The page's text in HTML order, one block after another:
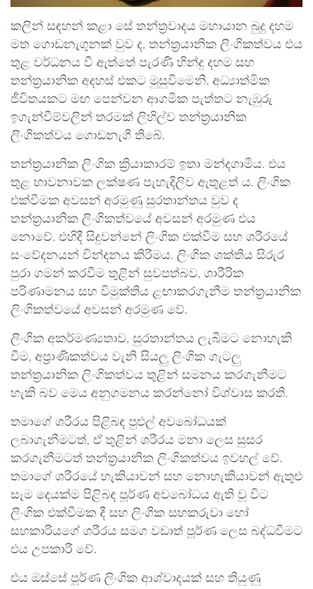
කලින් සඳහන් කළා සේ තන්ත්‍රවාදය මහායාන බුදු දහම
මත ගොඩනැගුනක් වුව ද, තන්ත්‍රයානික ලිංගිකත්වය එය
තුළ වර්ධනය වී ඇත්තේ පැරණි හින්දු දහම සහ
තන්ත්‍රයානික අදහස් එකට මුසුවීමෙනි. අධ්‍යාත්මික
ජීවිතයකට මඟ පෙන්වන ආගමික පැත්තට නැඹුරු
ඉගැන්වීම්වලින් තරමක් ලිහිල්ව තන්ත්‍රයානික
ලිංගිකත්වය ගොඩනැගී තිබේ.
තන්ත්‍රයානික ලිංගික ක්‍රියාකාරම් ඉතා මන්දගාමීය. එය
තුළ භාවනාවක ලක්ෂණ පැහැදිලිව ඇතුළත් ය. ලිංගික
එක්වීමක අවසන් අරමුණු සුරතාන්තය වුව ද
තන්ත්‍රයානික ලිංගිකත්වයේ අවසන් අරමුණ එය
නොවේ. එහිදී සිදුවන්නේ ලිංගික එක්වීම සහ ශරීරයේ
සංවේදනයන් වින්දනය කිරීමය. ලිංගික ශක්තිය සිරුර
පුරා ගමන් කරවීම තුළින් සුවපත්බව, ශාරීරික
පරිණාමනය සහ විමුක්තිය ළඟාකරගැනීම තන්ත්‍රයානික
ලිංගිකත්වයේ අවසන් අරමුණ වේ.
ලිංගික අකර්මණ්‍යතාව, සුරතාන්තය ලැබීමට නොහැකි
වීම, අප්‍රාණිකත්වය වැනි සියලු ලිංගික ගැටලු
තන්ත්‍රයානික ලිංගිකත්වය තුළින් සමනය කරගැනීමට
හැකි බව මෙය අනුගමනය කරන්නෝ විශ්වාස කරති.
තමාගේ ශරීරය පිළිබඳ පුළුල් අවබෝධයක්
ලබාගැනීමටත්, ඒ තුළින් ශරීරය මනා ලෙස සුසර
කරගැනීමටත් තන්ත්‍රයානික ලිංගිකත්වය ඉවහල් වේ.
තමාගේ ශරීරයේ හැකියාවන් සහ නොහැකියාවන් ඇතුළු
සෑම දෙයක්ම පිළිබඳ පූර්ණ අවබෝධය ඇති වූ විට
ලිංගික එක්වීමක දී සහ ලිංගික සහකරුවා හෝ
සහකාරියගේ ශරීරය සමග වඩාත් පූර්ණ ලෙස බද්ධවීමට
එය උපකාරී වේ.
එය ඔස්සේ පූර්ණ ලිංගික ආශ්වාදයක් සහ තියුණු